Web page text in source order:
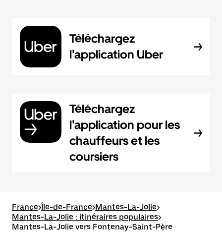
Téléchargez
l'application Uber
Téléchargez
l'application pour les
chauffeurs et les
coursiers
France>Île-de-France>Mantes-La-Jolie>
Mantes-La-Jolie : itinéraires populaires>
Mantes-La-Jolie vers Fontenay-Saint-Père